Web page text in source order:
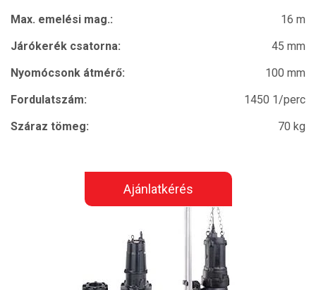
Max. emelési mag.:
16 m
Járókerék csatorna:
45 mm
Nyomócsonk átmérő:
100 mm
Fordulatszám:
1450 1/perc
Száraz tömeg:
70 kg
Ajánlatkérés